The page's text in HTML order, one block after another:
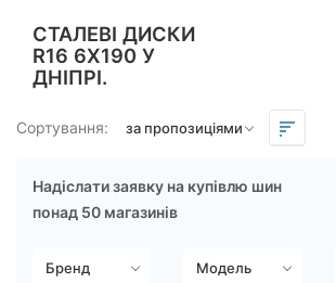
СТАЛЕВІ ДИСКИ
R16 6X190 У
ДНІПРІ.
Сортування:
Надіслати заявку на купівлю шин
понад 50 магазинів
від
Підбір за параметрами